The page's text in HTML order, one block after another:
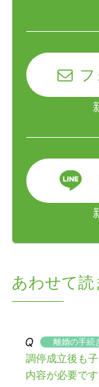
あわせて読
離婚の手続
調停成立後も
内容が必要です